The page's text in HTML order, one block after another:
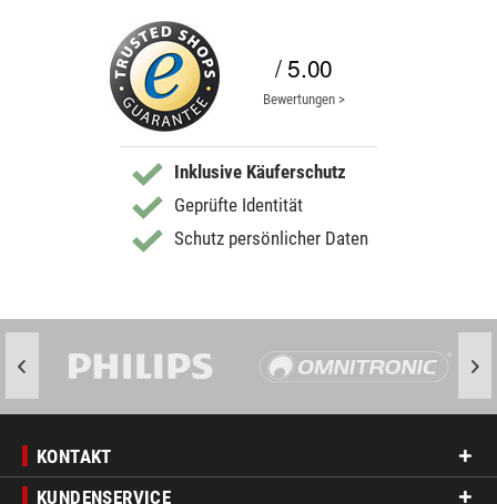
/ 5.00
Bewertungen >
Inklusive Käuferschutz
Geprüfte Identität
Schutz persönlicher Daten
KONTAKT
KUNDENSERVICE